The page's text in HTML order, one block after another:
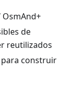
de
reutilizados
construir